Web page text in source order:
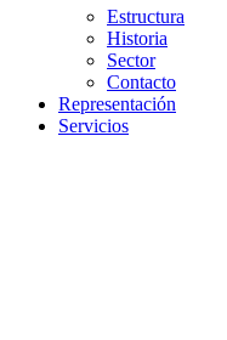
Estructura
Historia
Sector
Contacto
Representación
Servicios